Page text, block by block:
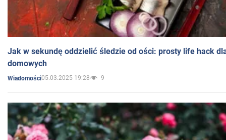
Jak w sekundę oddzielić śledzie od ości: prosty life hack
domowych
Wiadomości05.03.2025 19:28 9